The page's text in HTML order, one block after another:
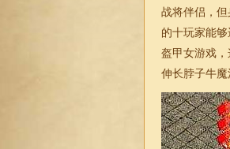
战将伴侣，
的十玩家能
盔甲女游戏，
伸长脖子牛魔